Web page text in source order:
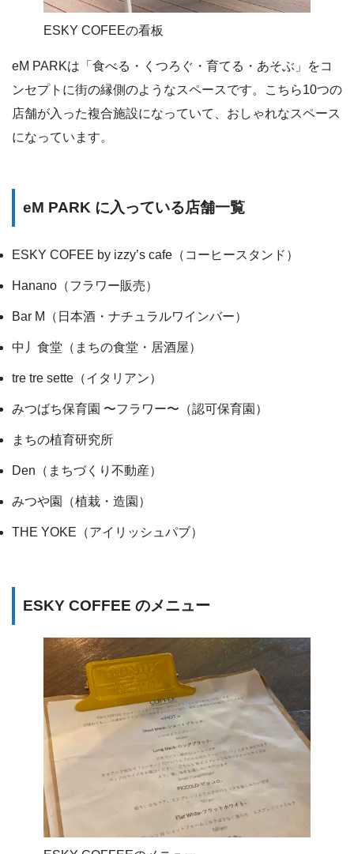
ESKY COFEEの看板
eM PARKは「食べる・くつろぐ・育てる・あそぶ」をコ
ンセプトに街の縁側のようなスペースです。こちら10つの
店舗が入った複合施設になっていて、おしゃれなスペース
になっています。
eM PARK に入っている店舗一覧
ESKY COFEE by izzy’s cafe（コーヒースタンド）
Hanano（フラワー販売）
Bar M（日本酒・ナチュラルワインバー）
中丿食堂（まちの食堂・居酒屋）
tre tre sette（イタリアン）
みつばち保育園 〜フラワー〜（認可保育園）
まちの植育研究所
Den（まちづくり不動産）
みつや園（植栽・造園）
THE YOKE（アイリッシュパブ）
ESKY COFFEE のメニュー